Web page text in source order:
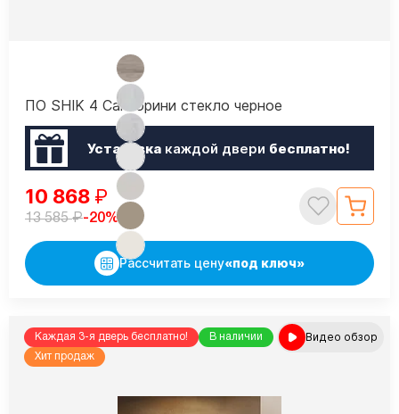
ПО SHIK 4 Санторини стекло черное
Установкакаждой двери бесплатно!
10 868 ₽
13 585₽-20%
Рассчитать цену«под ключ»
Каждая 3-я дверь бесплатно!
В наличии
Хит продаж
Видео обзор